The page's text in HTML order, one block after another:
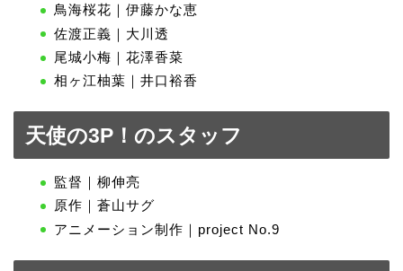
鳥海桜花｜伊藤かな恵
佐渡正義｜大川透
尾城小梅｜花澤香菜
相ヶ江柚葉｜井口裕香
天使の3P！のスタッフ
監督｜柳伸亮
原作｜蒼山サグ
アニメーション制作｜project No.9